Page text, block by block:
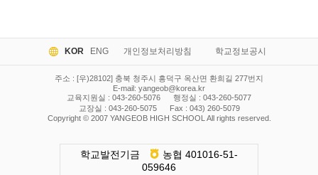
KOR ENG 개인정보처리방침 학교정보공시
학교발전기금
농협 401016-51-
059646
주소 : [우)28102] 충북 청주시 흥덕구 옥산면 환희길 277번지
E-mail: yangeob@korea.kr
교육지원실 : 043-260-5076
행정실 : 043-260-5077
교장실 : 043-260-5075
Fax : 043) 260-5079
Copyright © 2007 YANGEOB HIGH SCHOOL All rights reserved.